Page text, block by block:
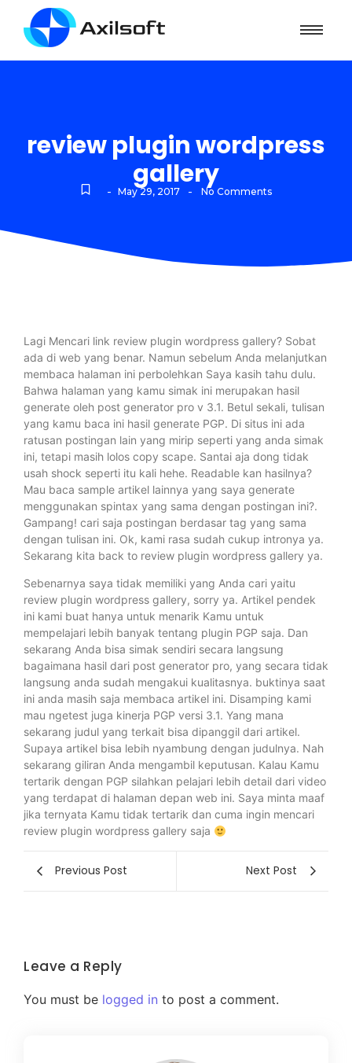
review plugin wordpress
gallery
- May 29, 2017 - No Comments
Lagi Mencari link review plugin wordpress gallery? Sobat
ada di web yang benar. Namun sebelum Anda melanjutkan
membaca halaman ini perbolehkan Saya kasih tahu dulu.
Bahwa halaman yang kamu simak ini merupakan hasil
generate oleh post generator pro v 3.1. Betul sekali, tulisan
yang kamu baca ini hasil generate PGP. Di situs ini ada
ratusan postingan lain yang mirip seperti yang anda simak
ini, tetapi masih lolos copy scape. Santai aja dong tidak
usah shock seperti itu kali hehe. Readable kan hasilnya?
Mau baca sample artikel lainnya yang saya generate
menggunakan spintax yang sama dengan postingan ini?.
Gampang! cari saja postingan berdasar tag yang sama
dengan tulisan ini. Ok, kami rasa sudah cukup intronya ya.
Sekarang kita back to review plugin wordpress gallery ya.
Sebenarnya saya tidak memiliki yang Anda cari yaitu
review plugin wordpress gallery, sorry ya. Artikel pendek
ini kami buat hanya untuk menarik Kamu untuk
mempelajari lebih banyak tentang plugin PGP saja. Dan
sekarang Anda bisa simak sendiri secara langsung
bagaimana hasil dari post generator pro, yang secara tidak
langsung anda sudah mengakui kualitasnya. buktinya saat
ini anda masih saja membaca artikel ini. Disamping kami
mau ngetest juga kinerja PGP versi 3.1. Yang mana
sekarang judul yang terkait bisa dipanggil dari artikel.
Supaya artikel bisa lebih nyambung dengan judulnya. Nah
sekarang giliran Anda mengambil keputusan. Kalau Kamu
tertarik dengan PGP silahkan pelajari lebih detail dari video
yang terdapat di halaman depan web ini. Saya minta maaf
jika ternyata Kamu tidak tertarik dan cuma ingin mencari
review plugin wordpress gallery saja
Previous Post Next Post
Leave a Reply
You must be logged in to post a comment.